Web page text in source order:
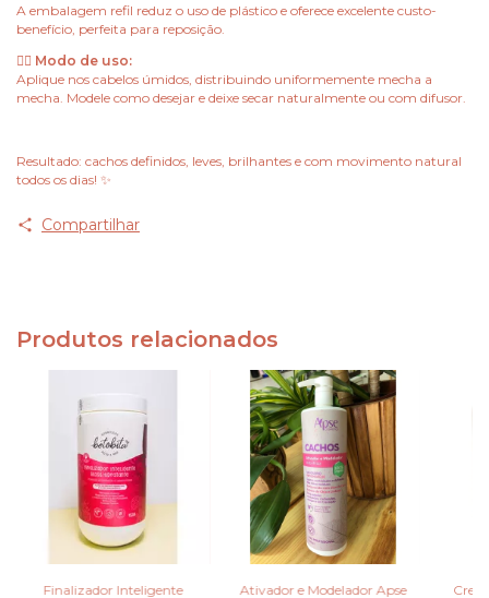
A embalagem refil reduz o uso de plástico e oferece excelente custo-
benefício, perfeita para reposição.
💆‍♀️ Modo de uso:
Aplique nos cabelos úmidos, distribuindo uniformemente mecha a
mecha. Modele como desejar e deixe secar naturalmente ou com difusor.
Resultado: cachos definidos, leves, brilhantes e com movimento natural
todos os dias! ✨
Compartilhar
Produtos relacionados
Finalizador Inteligente
Ativador e Modelador Apse